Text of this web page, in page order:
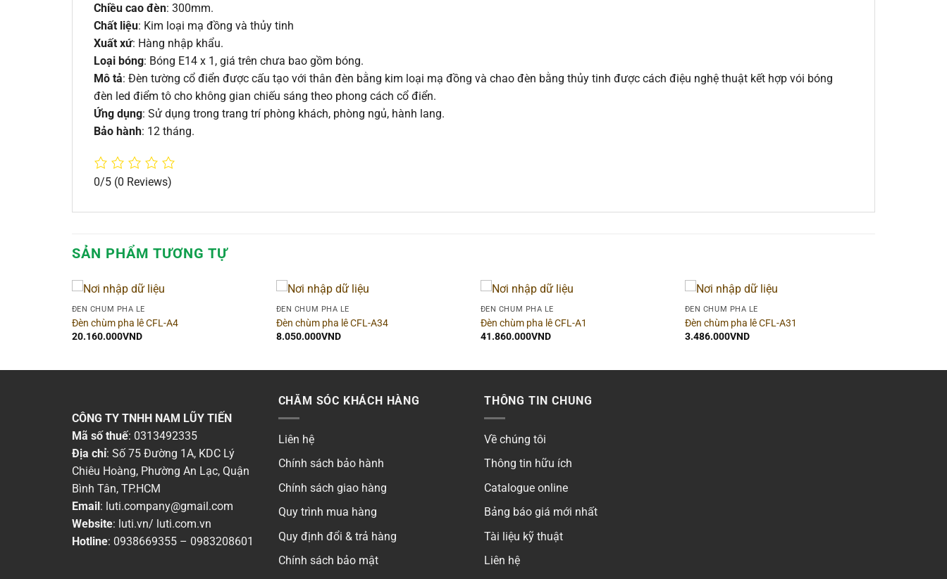
Chiều cao đèn: 300mm.
Chất liệu: Kim loại mạ đồng và thủy tinh
Xuất xứ: Hàng nhập khẩu.
Loại bóng: Bóng E14 x 1, giá trên chưa bao gồm bóng.
Mô tả: Đèn tường cổ điển được cấu tạo với thân đèn bằng kim loại mạ đồng và chao đèn bằng thủy tinh được cách điệu nghệ thuật kết hợp vói bóng
đèn led điểm tô cho không gian chiếu sáng theo phong cách cổ điển.
Ứng dụng: Sử dụng trong trang trí phòng khách, phòng ngủ, hành lang.
Bảo hành: 12 tháng.
0/5 (0 Reviews)
SẢN PHẨM TƯƠNG TỰ
ĐÈN CHÙM PHA LÊ
Đèn chùm pha lê CFL-A4
20.160.000VND
ĐÈN CHÙM PHA LÊ
Đèn chùm pha lê CFL-A34
8.050.000VND
ĐÈN CHÙM PHA LÊ
Đèn chùm pha lê CFL-A1
41.860.000VND
ĐÈN CHÙM PHA LÊ
Đèn chùm pha lê CFL-A31
3.486.000VND
CÔNG TY TNHH NAM LŨY TIẾN
Mã số thuế: 0313492335
Địa chỉ: Số 75 Đường 1A, KDC Lý
Chiêu Hoàng, Phường An Lạc, Quận
Bình Tân, TP.HCM
Email: luti.company@gmail.com
Website: luti.vn/ luti.com.vn
Hotline: 0938669355 – 0983208601
CHĂM SÓC KHÁCH HÀNG
Liên hệ
Chính sách bảo hành
Chính sách giao hàng
Quy trình mua hàng
Quy định đổi & trả hàng
Chính sách bảo mật
THÔNG TIN CHUNG
Về chúng tôi
Thông tin hữu ích
Catalogue online
Bảng báo giá mới nhất
Tài liệu kỹ thuật
Liên hệ